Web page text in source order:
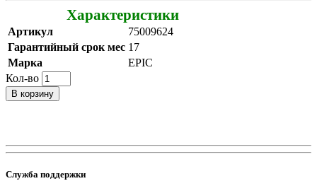
Характеристики
Артикул
75009624
Гарантийный срок мес 17
Марка
EPIC
Кол-во
В корзину
Служба поддержки